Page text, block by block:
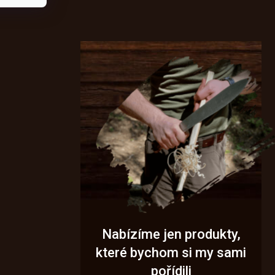
Nabízíme jen produkty,
které bychom si my sami
pořídili